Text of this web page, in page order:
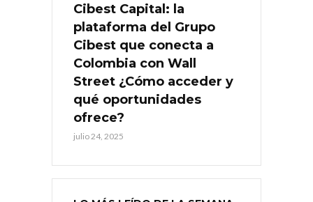
Cibest Capital: la
plataforma del Grupo
Cibest que conecta a
Colombia con Wall
Street ¿Cómo acceder y
qué oportunidades
ofrece?
julio 24, 2025